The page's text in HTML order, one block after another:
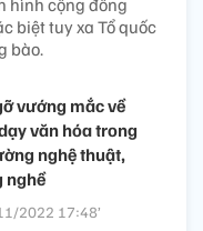
biệt tuy xa Tổ quốc
bào.
vướng mắc về
văn hóa trong
nghệ thuật,
nghề
2022 17:48’